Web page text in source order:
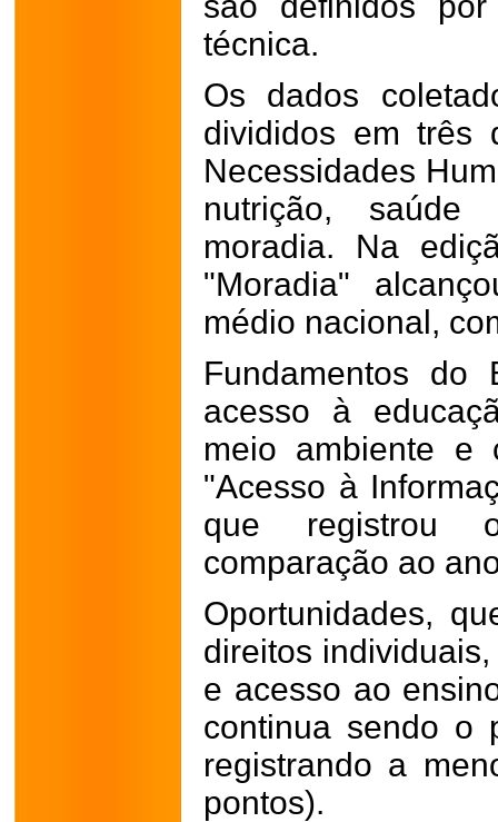
técnica.
Os dados
divididos em três
Necessidades
nutrição, saúde
moradia. Na
"Moradia"
médio nacional,
Fundamentos do
acesso à
meio ambiente e
"Acesso à
que registrou
comparação ao
Oportunidades,
direitos
e acesso ao
continua sendo o
registrando a
pontos).